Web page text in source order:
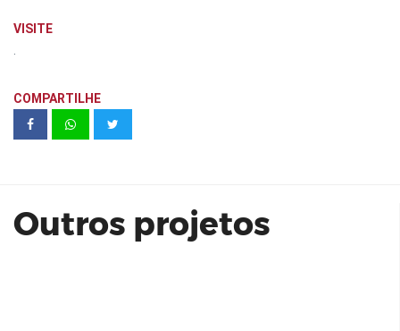
VISITE
COMPARTILHE
Outros projetos
NAKA PARK - COTIA